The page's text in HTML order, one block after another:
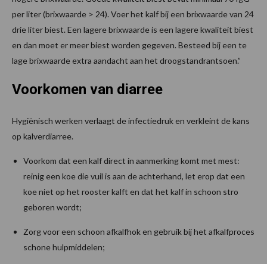
per liter (brixwaarde > 24). Voer het kalf bij een brixwaarde van 24
drie liter biest. Een lagere brixwaarde is een lagere kwaliteit biest
en dan moet er meer biest worden gegeven. Besteed bij een te
lage brixwaarde extra aandacht aan het droogstandrantsoen.”
Voorkomen van diarree
Hygiënisch werken verlaagt de infectiedruk en verkleint de kans
op kalverdiarree.
Voorkom dat een kalf direct in aanmerking komt met mest:
reinig een koe die vuil is aan de achterhand, let erop dat een
koe niet op het rooster kalft en dat het kalf in schoon stro
geboren wordt;
Zorg voor een schoon afkalfhok en gebruik bij het afkalfproces
schone hulpmiddelen;